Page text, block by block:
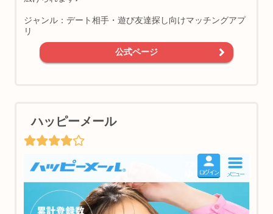
ジャンル：デート相手・遊び友達探し向けマッチングアプ
リ
公式ページ
ハッピーメール